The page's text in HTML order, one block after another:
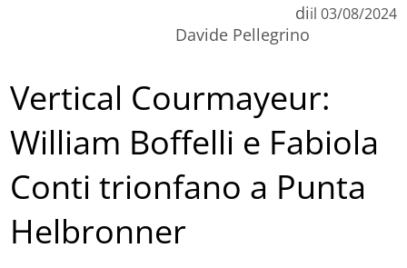
di
Davide Pellegrino
il 03/08/2024
Vertical Courmayeur:
William Boffelli e Fabiola
Conti trionfano a Punta
Helbronner